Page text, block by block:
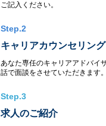
ご記入ください。
Step.2
キャリアカウンセリング
あなた専任のキャリアアドバイ
話で面談をさせていただきます。
Step.3
求人のご紹介